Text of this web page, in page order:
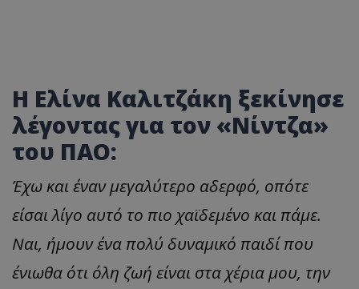
Η Ελίνα Καλιτζάκη ξεκίνησε
λέγοντας για τον «Νίντζα»
του ΠΑΟ:
Έχω και έναν μεγαλύτερο αδερφό, οπότε
είσαι λίγο αυτό το πιο χαϊδεμένο και πάμε.
Ναι, ήμουν ένα πολύ δυναμικό παιδί που
ένιωθα ότι όλη ζωή είναι στα χέρια μου, την